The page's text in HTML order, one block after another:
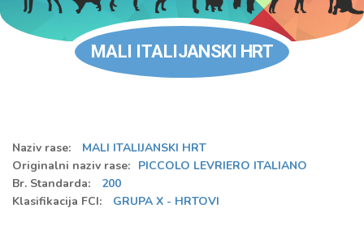
MALI ITALIJANSKI HRT
Naziv rase:
MALI ITALIJANSKI HRT
Originalni naziv rase: PICCOLO LEVRIERO ITALIANO
Br. Standarda:
200
Klasifikacija FCI:
GRUPA X - HRTOVI